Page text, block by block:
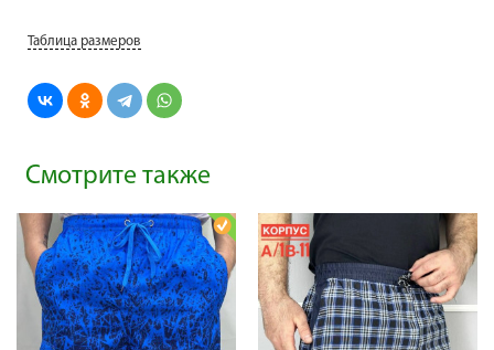
Таблица размеров
Смотрите также